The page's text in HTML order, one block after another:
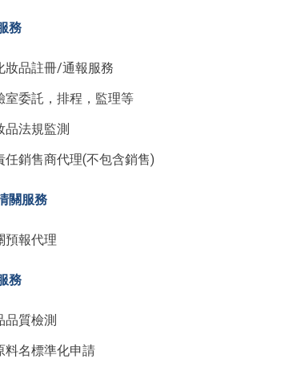
務
妝品註冊/通報服務
室委託，排程，監理等
品法規監測
任銷售商代理(不包含銷售)
關服務
預報代理
務
品質檢測
料名標準化申請